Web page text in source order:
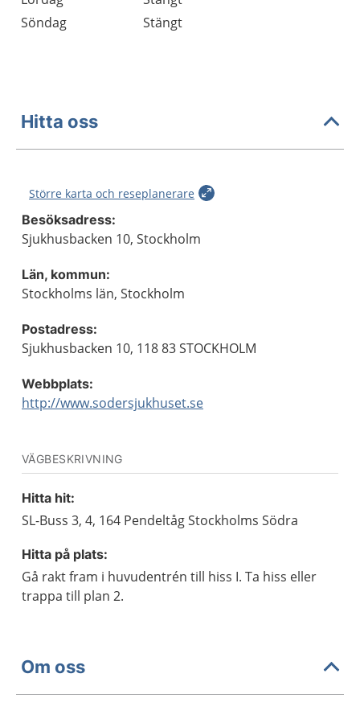
Söndag
Stängt
Hitta oss
Större karta och reseplanerare
Besöksadress:
Sjukhusbacken 10, Stockholm
Län, kommun:
Stockholms län, Stockholm
Postadress:
Sjukhusbacken 10, 118 83 STOCKHOLM
Webbplats:
http://www.sodersjukhuset.se
VÄGBESKRIVNING
Hitta hit:
SL-Buss 3, 4, 164 Pendeltåg Stockholms Södra
Hitta på plats:
Gå rakt fram i huvudentrén till hiss I. Ta hiss eller
trappa till plan 2.
Om oss